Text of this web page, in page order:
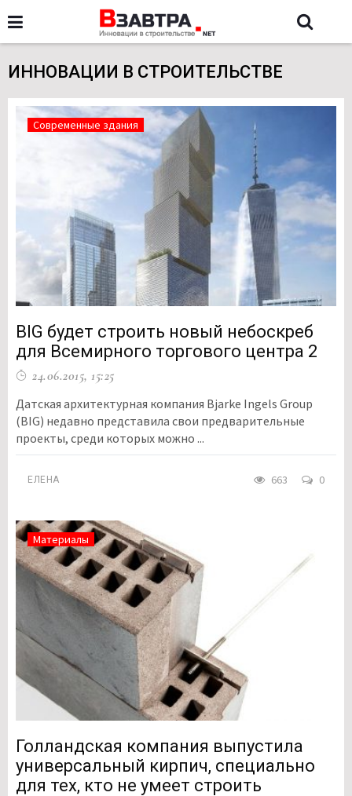
ИННОВАЦИИ В СТРОИТЕЛЬСТВЕ
Современные здания
BIG будет строить новый небоскреб
для Всемирного торгового центра 2
24.06.2015, 15:25
Датская архитектурная компания Bjarke Ingels Group
(BIG) недавно представила свои предварительные
проекты, среди которых можно ...
ЕЛЕНА 663 0
Материалы
Голландская компания выпустила
универсальный кирпич, специально
для тех, кто не умеет строить